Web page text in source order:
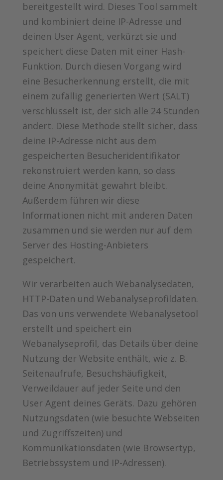
bereitgestellt wird. Dieses Tool sammelt
und kombiniert deine IP-Adresse und
deinen User Agent, verkürzt sie und
speichert diese Daten mit einer Hash-
Funktion. Durch diesen Vorgang wird
eine Besucherkennung erstellt, die mit
einem zufällig generierten Wert (SALT)
verschlüsselt ist, der sich alle 24 Stunden
ändert. Diese Methode stellt sicher, dass
deine IP-Adresse nicht aus dem
gespeicherten Besucheridentifikator
rekonstruiert werden kann, so dass
deine Anonymität gewahrt bleibt.
Außerdem führen wir diese
Informationen nicht mit anderen Daten
zusammen und sie werden nur auf dem
Server des Hosting-Anbieters
gespeichert.
Wir verarbeiten auch Webanalysedaten,
HTTP-Daten und Webanalyseprofildaten.
Das von uns verwendete Webanalysetool
erstellt und speichert ein
Webanalyseprofil, das Details über deine
Nutzung der Website enthält, wie z. B.
Seitenaufrufe, Besuchshäufigkeit,
Verweildauer auf jeder Seite und den
User Agent deines Geräts. Dazu gehören
Nutzungsdaten (wie besuchte Webseiten
und Zugriffszeiten) und
Kommunikationsdaten (wie Browsertyp,
Betriebssystem und IP-Adressen).